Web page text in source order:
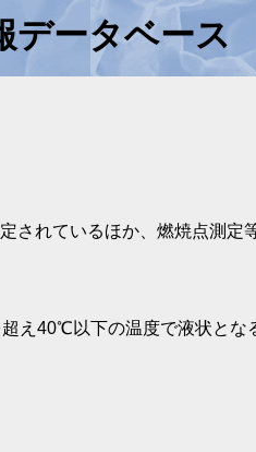
データベース
れているほか、燃焼点測定
え40℃以下の温度で液状とな